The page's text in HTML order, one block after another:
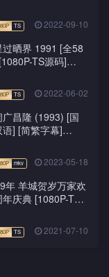
2022-09-10
过晒界 1991 [全58
TS源码]
2022-06-02
广昌隆 (1993) [国
语] [简繁字幕]
2023-05-18
年 羊城贺岁万家欢
庆典 [1080P-TS
2021-07-10